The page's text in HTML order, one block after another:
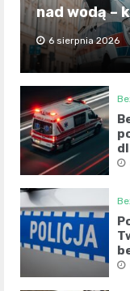
nad wodą –
6 sierpnia 2026